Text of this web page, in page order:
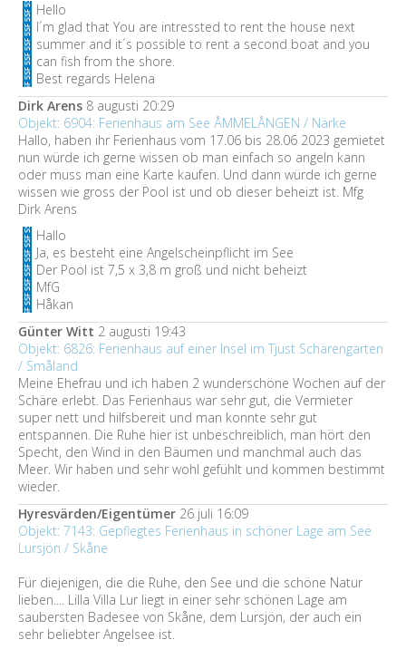
Hello
I´m glad that You are intressted to rent the house next
summer and it´s possible to rent a second boat and you
can fish from the shore.
Best regards Helena
Dirk Arens 8 augusti 20:29
Objekt: 6904: Ferienhaus am See ÅMMELÅNGEN / Närke
Hallo, haben ihr Ferienhaus vom 17.06 bis 28.06 2023 gemietet
nun würde ich gerne wissen ob man einfach so angeln kann
oder muss man eine Karte kaufen. Und dann würde ich gerne
wissen wie gross der Pool ist und ob dieser beheizt ist. Mfg
Dirk Arens
Hallo
Ja, es besteht eine Angelscheinpflicht im See
Der Pool ist 7,5 x 3,8 m groß und nicht beheizt
MfG
Håkan
Günter Witt 2 augusti 19:43
Objekt: 6826: Ferienhaus auf einer Insel im Tjust Schärengarten
/ Småland
Meine Ehefrau und ich haben 2 wunderschöne Wochen auf der
Schäre erlebt. Das Ferienhaus war sehr gut, die Vermieter
super nett und hilfsbereit und man konnte sehr gut
entspannen. Die Ruhe hier ist unbeschreiblich, man hört den
Specht, den Wind in den Bäumen und manchmal auch das
Meer. Wir haben und sehr wohl gefühlt und kommen bestimmt
wieder.
Hyresvärden/Eigentümer 26 juli 16:09
Objekt: 7143: Gepflegtes Ferienhaus in schöner Lage am See
Lursjön / Skåne
Für diejenigen, die die Ruhe, den See und die schöne Natur
lieben.... Lilla Villa Lur liegt in einer sehr schönen Lage am
saubersten Badesee von Skåne, dem Lursjön, der auch ein
sehr beliebter Angelsee ist.